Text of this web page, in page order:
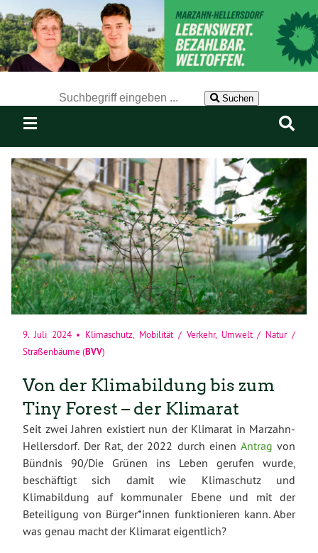
Suchen
9. Juli 2024• Klimaschutz Mobilität / Verkehr, Umwelt / Natur /
Straßenbäume (BVV)
Von der Klimabildung bis zum
Tiny Forest – der Klimarat
Seit zwei Jahren existiert nun der Klimarat in Marzahn-
Hellersdorf. Der Rat, der 2022 durch einen Antrag von
Bündnis 90/Die Grünen ins Leben gerufen wurde,
beschäftigt sich damit wie Klimaschutz und
Klimabildung auf kommunaler Ebene und mit der
Beteiligung von Bürger*innen funktionieren kann. Aber
was genau macht der Klimarat eigentlich?